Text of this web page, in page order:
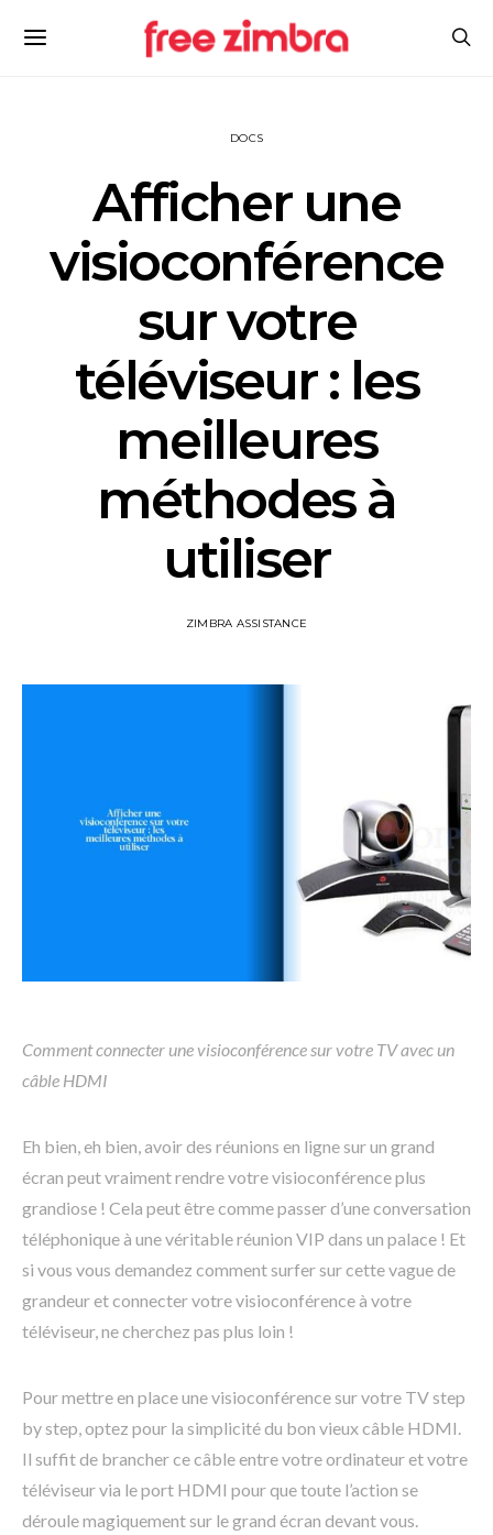
DOCS
Afficher une
visioconférence
sur votre
téléviseur : les
meilleures
méthodes à
utiliser
ZIMBRA ASSISTANCE
Comment connecter une visioconférence sur votre TV avec un
câble HDMI
Eh bien, eh bien, avoir des réunions en ligne sur un grand
écran peut vraiment rendre votre visioconférence plus
grandiose ! Cela peut être comme passer d’une conversation
téléphonique à une véritable réunion VIP dans un palace ! Et
si vous vous demandez comment surfer sur cette vague de
grandeur et connecter votre visioconférence à votre
téléviseur, ne cherchez pas plus loin !
Pour mettre en place une visioconférence sur votre TV step
by step, optez pour la simplicité du bon vieux câble HDMI.
Il suffit de brancher ce câble entre votre ordinateur et votre
téléviseur via le port HDMI pour que toute l’action se
déroule magiquement sur le grand écran devant vous.